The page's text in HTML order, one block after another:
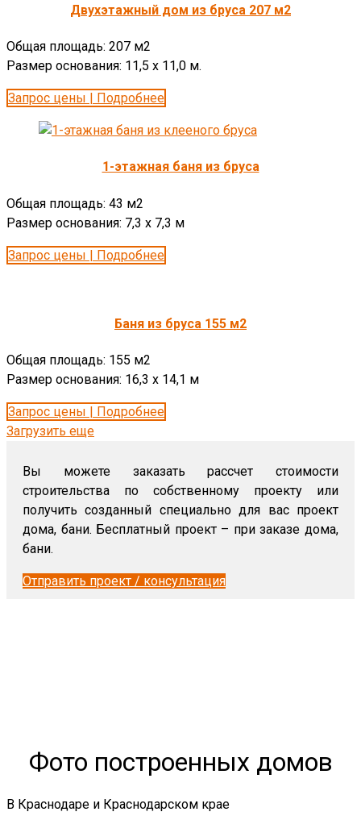
Двухэтажный дом из бруса 207 м2
Общая площадь: 207 м2
Размер основания: 11,5 х 11,0 м.
Запрос цены | Подробнее
1-этажная баня из бруса
Общая площадь: 43 м2
Размер основания: 7,3 х 7,3 м
Запрос цены | Подробнее
Баня из бруса 155 м2
Общая площадь: 155 м2
Размер основания: 16,3 х 14,1 м
Запрос цены | Подробнее
Загрузить еще
Вы можете заказать рассчет стоимости
строительства по собственному проекту или
получить созданный специально для вас проект
дома, бани. Бесплатный проект – при заказе дома,
бани.
Отправить проект / консультация
Фото построенных домов
В Краснодаре и Краснодарском крае